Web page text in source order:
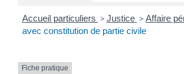
Accueil particuliers > Justice > Affaire
avec constitution de partie civile
Fiche pratique